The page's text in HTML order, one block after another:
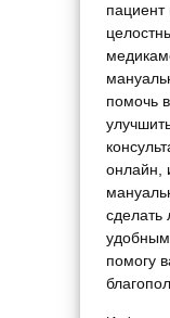
пациент
помочь
онлайн,
сделать
удобным
помогу